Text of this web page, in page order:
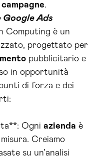
campagne.
Google Ads
Computing è un
progettato per
pubblicitario e
in opportunità
di forza e dei
Ogni azienda è
Creiamo
su un’analisi